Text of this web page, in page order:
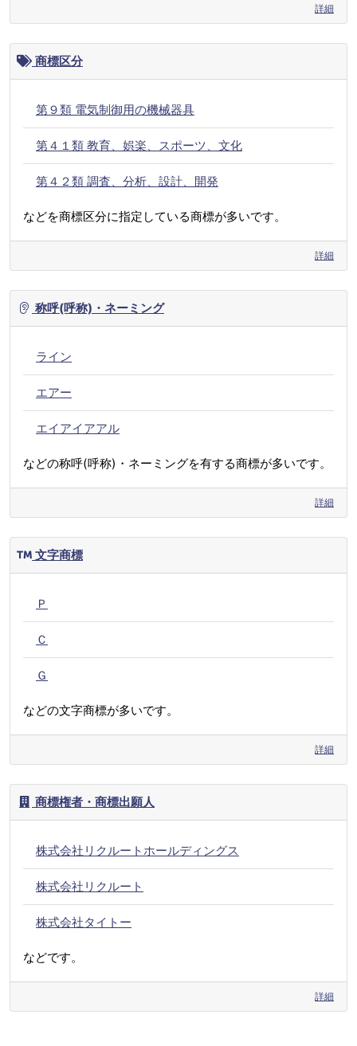
詳細
商標区分
第９類 電気制御用の機械器具
第４１類 教育、娯楽、スポーツ、文化
第４２類 調査、分析、設計、開発
などを商標区分に指定している商標が多いです。
詳細
称呼(呼称)・ネーミング
ライン
エアー
エイアイアアル
などの称呼(呼称)・ネーミングを有する商標が多いです。
詳細
文字商標
Ｐ
Ｃ
Ｇ
などの文字商標が多いです。
詳細
商標権者・商標出願人
株式会社リクルートホールディングス
株式会社リクルート
株式会社タイトー
などです。
詳細